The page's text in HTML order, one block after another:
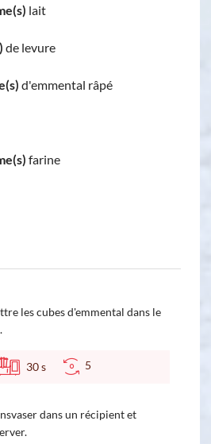
lait
de levure
d'emmental râpé
farine
les cubes d'emmental dans le
30s 5
dans un récipient et